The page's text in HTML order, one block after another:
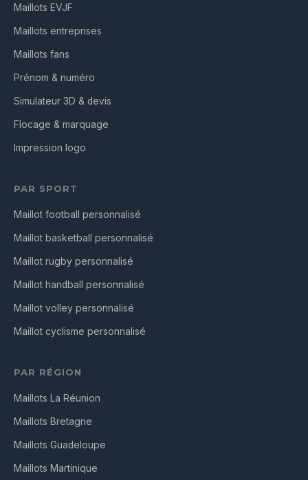
Maillots EVJF
Maillots entreprises
Maillots fans
Prénom & numéro
Simulateur 3D & devis
Flocage & marquage
Impression logo
PAR SPORT
Maillot football personnalisé
Maillot basketball personnalisé
Maillot rugby personnalisé
Maillot handball personnalisé
Maillot volley personnalisé
Maillot cyclisme personnalisé
PAR RÉGION
Maillots La Réunion
Maillots Bretagne
Maillots Guadeloupe
Maillots Martinique